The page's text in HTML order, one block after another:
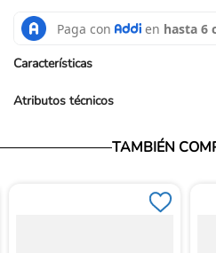
Características
Presentación comercial: UN
Atributos técnicos
Vendedor: Ortopédicos Futuro
Garantía: Para conocer nuestra
Términos y Condiciones: Para
TAMBIÉN